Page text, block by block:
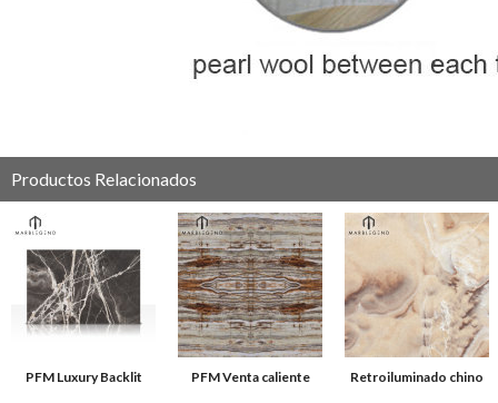
Productos Relacionados
PFM Luxury Backlit
PFM Venta caliente
Retroiluminado chino